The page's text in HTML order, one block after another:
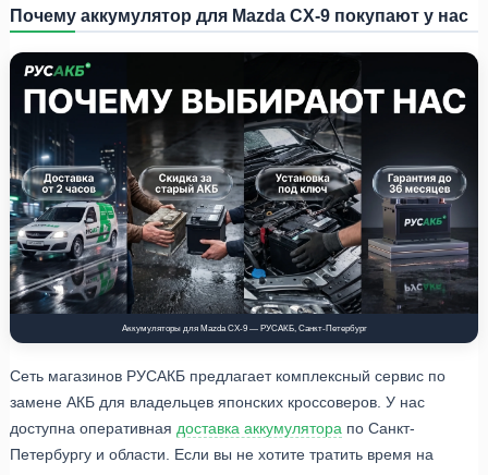
Почему аккумулятор для Mazda CX-9 покупают у нас
Аккумуляторы для Mazda CX-9 — РУСАКБ, Санкт-Петербург
Сеть магазинов РУСАКБ предлагает комплексный сервис по
замене АКБ для владельцев японских кроссоверов. У нас
доступна оперативная доставка аккумулятора по Санкт-
Петербургу и области. Если вы не хотите тратить время на